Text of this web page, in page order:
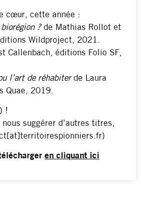
cœur, cette année :
biorégion ?de Mathias Rollot et
Wildproject, 2021.
Callenbach, éditions Folio SF,
l’art de réhabiterde Laura
Quae, 2019.
!
nous suggérer d’autres titres,
en cliquant ici